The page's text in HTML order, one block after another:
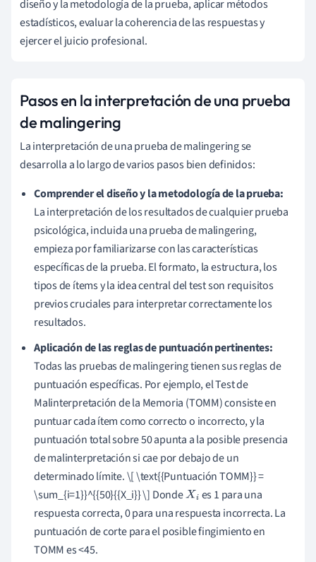
diseño y la metodología de la prueba, aplicar métodos
estadísticos, evaluar la coherencia de las respuestas y
ejercer el juicio profesional.
Pasos en la interpretación de una prueba
de malingering
La interpretación de una prueba de malingering se
desarrolla a lo largo de varios pasos bien definidos:
Comprender el diseño y la metodología de la prueba:
La interpretación de los resultados de cualquier prueba
psicológica, incluida una prueba de malingering,
empieza por familiarizarse con las características
específicas de la prueba. El formato, la estructura, los
tipos de ítems y la idea central del test son requisitos
previos cruciales para interpretar correctamente los
resultados.
Aplicación de las reglas de puntuación pertinentes:
Todas las pruebas de malingering tienen sus reglas de
puntuación específicas. Por ejemplo, el Test de
Malinterpretación de la Memoria (TOMM) consiste en
puntuar cada ítem como correcto o incorrecto, y la
puntuación total sobre 50 apunta a la posible presencia
de malinterpretación si cae por debajo de un
determinado límite. \[ \text{{Puntuación TOMM}} =
\sum_{i=1}}^{{50}{{X_i}} \] DondeXi es 1 para una
respuesta correcta, 0 para una respuesta incorrecta. La
puntuación de corte para el posible fingimiento en
TOMM es <45.